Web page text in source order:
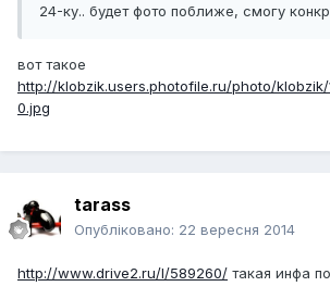
24-ку.. будет фото поближе, смогу
вот такое
http://klobzik.users.photofile.ru/photo/klobzik/
0.jpg
tarass
Опубліковано: 22 вересня 2014
http://www.drive2.ru/l/589260/ такая инфа